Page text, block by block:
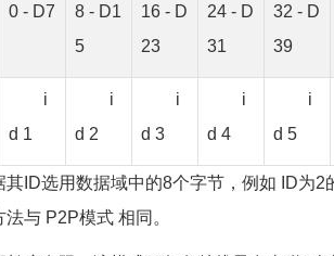
0 - D7
8 - D1
5
16 - D
23
24 - D
31
32 - D
39
i
d 1
i
d 2
i
d 3
i
d 4
i
d 5
其ID选用数据域中的8个字节，例如 ID为2
与 P2P模式 相同。